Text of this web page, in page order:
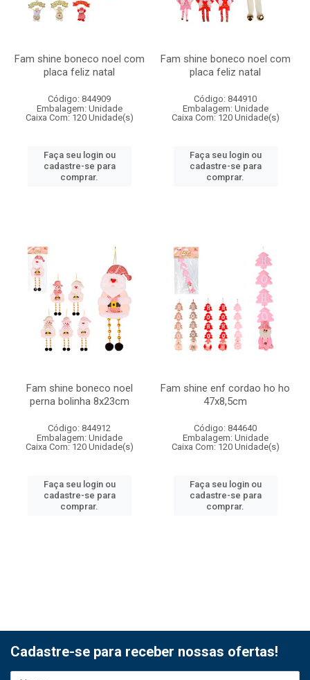
Fam shine boneco noel com
placa feliz natal
Código: 844909
Embalagem: Unidade
Caixa Com: 120 Unidade(s)
Faça seu login ou
cadastre-se para
comprar.
Fam shine boneco noel com
placa feliz natal
Código: 844910
Embalagem: Unidade
Caixa Com: 120 Unidade(s)
Faça seu login ou
cadastre-se para
comprar.
Fam shine boneco noel
perna bolinha 8x23cm
Código: 844912
Embalagem: Unidade
Caixa Com: 120 Unidade(s)
Faça seu login ou
cadastre-se para
comprar.
Fam shine enf cordao ho ho
47x8,5cm
Código: 844640
Embalagem: Unidade
Caixa Com: 120 Unidade(s)
Faça seu login ou
cadastre-se para
comprar.
Cadastre-se para receber nossas ofertas!